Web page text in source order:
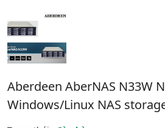
Aberdeen AberNAS N33W
Windows/Linux NAS